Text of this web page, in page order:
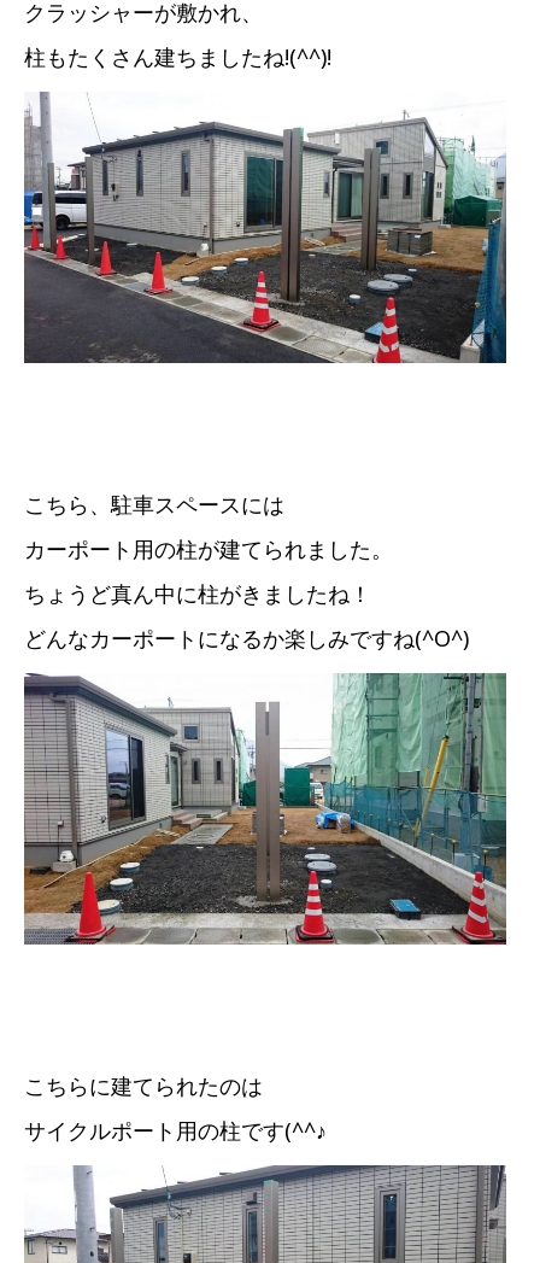
クラッシャーが敷かれ、
柱もたくさん建ちましたね!(^^)!
こちら、駐車スペースには
カーポート用の柱が建てられました。
ちょうど真ん中に柱がきましたね！
どんなカーポートになるか楽しみですね(^O^)
こちらに建てられたのは
サイクルポート用の柱です(^^♪